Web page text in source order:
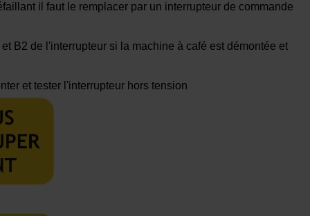
il faut le remplacer par un interrupteur de commande
B2 de l'interrupteur si la machine à café est démontée et
et tester l'interrupteur hors tension